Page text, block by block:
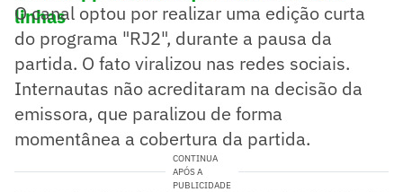
linhas
O canal optou por realizar uma edição curta
do programa "RJ2", durante a pausa da
partida. O fato viralizou nas redes sociais.
Internautas não acreditaram na decisão da
emissora, que paralizou de forma
momentânea a cobertura da partida.
CONTINUA
APÓS A
PUBLICIDADE